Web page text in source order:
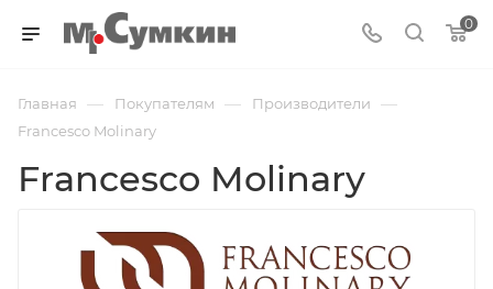
0
Главная — Покупателям — Производители —
Francesco Molinary
Francesco Molinary